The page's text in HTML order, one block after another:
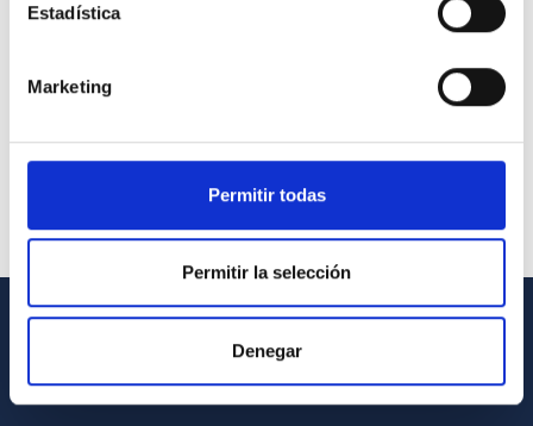
Estadística
Marketing
Permitir todas
Permitir la selección
Denegar
Contacto